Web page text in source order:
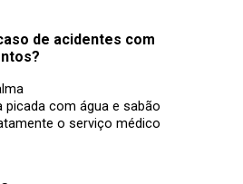
de acidentes com
picada com água e sabão
o serviço médico